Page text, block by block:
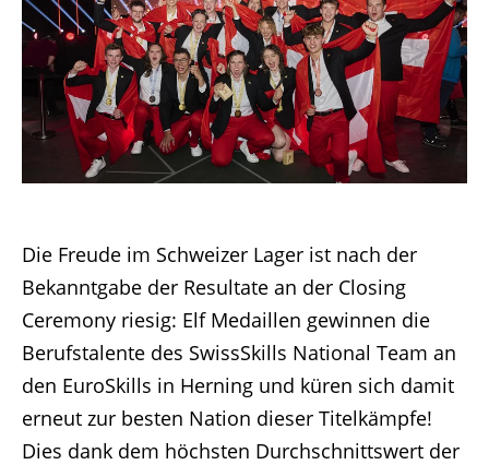
Die Freude im Schweizer Lager ist nach der
Bekanntgabe der Resultate an der Closing
Ceremony riesig: Elf Medaillen gewinnen die
Berufstalente des SwissSkills National Team an
den EuroSkills in Herning und küren sich damit
erneut zur besten Nation dieser Titelkämpfe!
Dies dank dem höchsten Durchschnittswert der